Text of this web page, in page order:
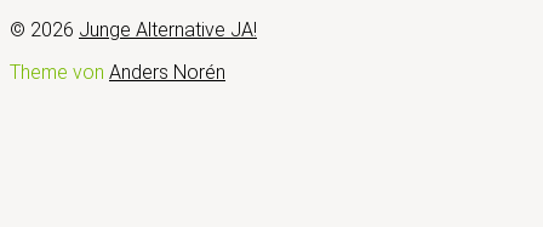
© 2026 Junge Alternative JA!
Theme von Anders Norén